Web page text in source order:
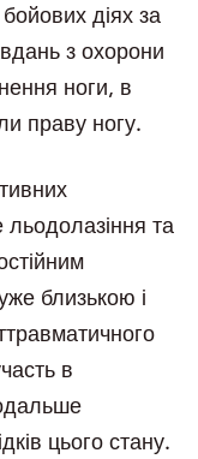
діях за
з охорони
ноги, в
праву ногу.
льодолазіння та
близькою і
в
цього стану.